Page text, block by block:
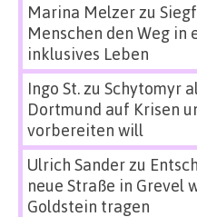
Marina Melzerzu
Menschen den Weg
inklusives Leben
Ingo St.zu Schytomyr
Dortmund auf Krisen
vorbereiten will
Ulrich Sanderzu
neue Straße in Grevel
Goldstein tragen